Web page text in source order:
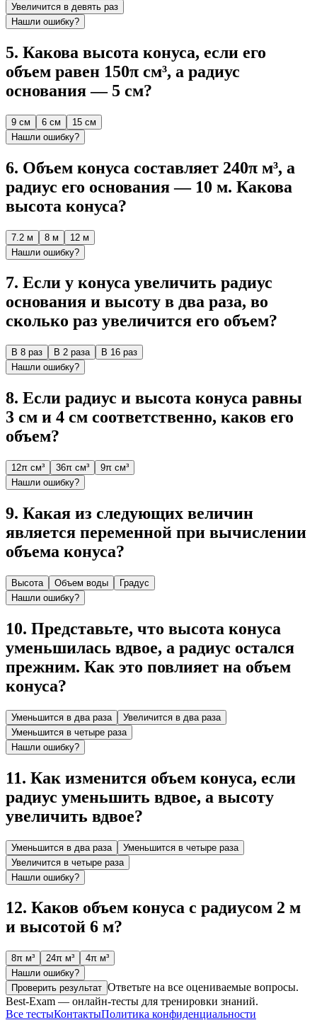
Увеличится в девять раз
Нашли ошибку?
5. Какова высота конуса, если его
объем равен 150π см³, а радиус
основания — 5 см?
9 см 6 см
15 см
Нашли ошибку?
6. Объем конуса составляет 240π м³, а
радиус его основания — 10 м. Какова
высота конуса?
7.2 м 8 м
12 м
Нашли ошибку?
7. Если у конуса увеличить радиус
основания и высоту в два раза, во
сколько раз увеличится его объем?
В 8 раз В 2 раза
В 16 раз
Нашли ошибку?
8. Если радиус и высота конуса равны
3 см и 4 см соответственно, каков его
объем?
12π см³ 36π см³
9π см³
Нашли ошибку?
9. Какая из следующих величин
является переменной при вычислении
объема конуса?
Высота Объем воды
Градус
Нашли ошибку?
10. Представьте, что высота конуса
уменьшилась вдвое, а радиус остался
прежним. Как это повлияет на объем
конуса?
Уменьшится в два раза
Увеличится в два раза
Уменьшится в четыре раза
Нашли ошибку?
11. Как изменится объем конуса, если
радиус уменьшить вдвое, а высоту
увеличить вдвое?
Уменьшится в два раза
Уменьшится в четыре раза
Увеличится в четыре раза
Нашли ошибку?
12. Каков объем конуса с радиусом 2 м
и высотой 6 м?
8π м³ 24π м³
4π м³
Нашли ошибку?
Проверить результат Ответьте на все оцениваемые вопросы.
Best-Exam — онлайн-тесты для тренировки знаний.
Все тестыКонтактыПолитика конфиденциальности